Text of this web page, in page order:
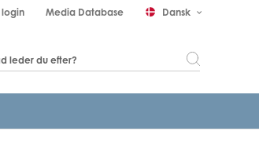
login Media Database Dansk keyboard_arrow_down